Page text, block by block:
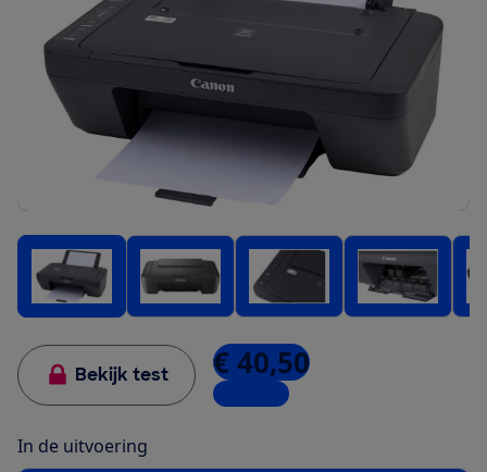
Bekijk test € 40,50
5 winkels
In de uitvoering